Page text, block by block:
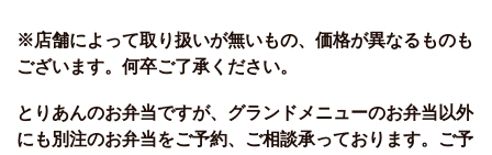
※店舗によって取り扱いが無いもの、価格が異なるものも
ございます。何卒ご了承ください。
とりあんのお弁当ですが、グランドメニューのお弁当以外
にも別注のお弁当をご予約、ご相談承っております。ご予